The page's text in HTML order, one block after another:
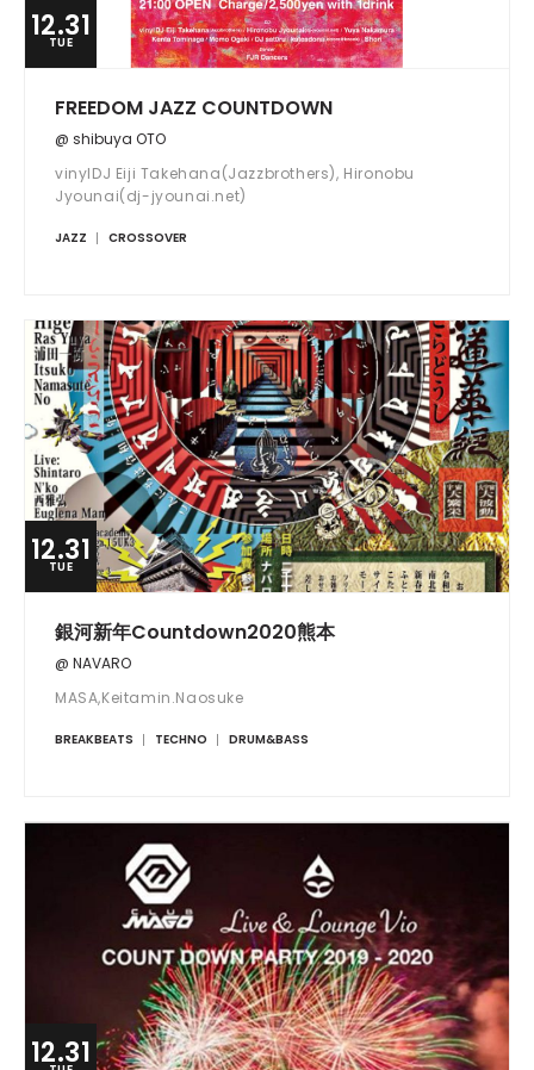
12.31
TUE
FREEDOM JAZZ COUNTDOWN
@ shibuya OTO
vinylDJ Eiji Takehana(Jazzbrothers), Hironobu
Jyounai(dj-jyounai.net)
JAZZ CROSSOVER
12.31
TUE
銀河新年Countdown2020熊本
@ NAVARO
MASA,Keitamin.Naosuke
BREAKBEATS TECHNO DRUM&BASS
12.31